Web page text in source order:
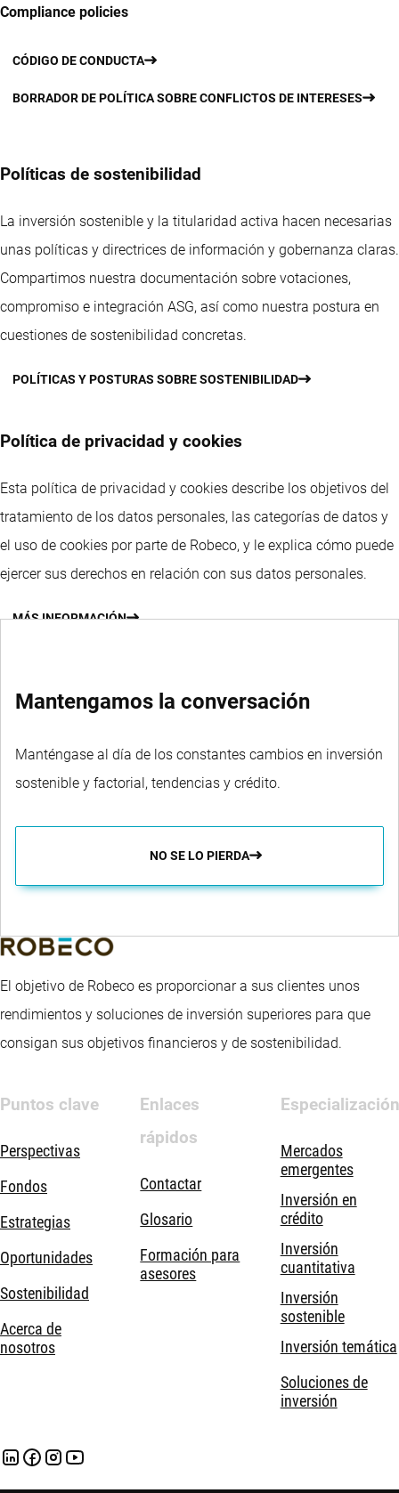
Compliance policies
CÓDIGO DE CONDUCTA
BORRADOR DE POLÍTICA SOBRE CONFLICTOS DE INTERESES
Políticas de sostenibilidad
La inversión sostenible y la titularidad activa hacen necesarias
unas políticas y directrices de información y gobernanza claras.
Compartimos nuestra documentación sobre votaciones,
compromiso e integración ASG, así como nuestra postura en
cuestiones de sostenibilidad concretas.
POLÍTICAS Y POSTURAS SOBRE SOSTENIBILIDAD
Política de privacidad y cookies
Esta política de privacidad y cookies describe los objetivos del
tratamiento de los datos personales, las categorías de datos y
el uso de cookies por parte de Robeco, y le explica cómo puede
ejercer sus derechos en relación con sus datos personales.
MÁS INFORMACIÓN
Mantengamos la conversación
Manténgase al día de los constantes cambios en inversión
sostenible y factorial, tendencias y crédito.
NO SE LO PIERDA
El objetivo de Robeco es proporcionar a sus clientes unos
rendimientos y soluciones de inversión superiores para que
consigan sus objetivos financieros y de sostenibilidad.
Puntos clave
Perspectivas
Fondos
Estrategias
Oportunidades
Sostenibilidad
Acerca de
nosotros
Enlaces
rápidos
Contactar
Glosario
Formación para
asesores
Especialización
Mercados
emergentes
Inversión en
crédito
Inversión
cuantitativa
Inversión
sostenible
Inversión temática
Soluciones de
inversión